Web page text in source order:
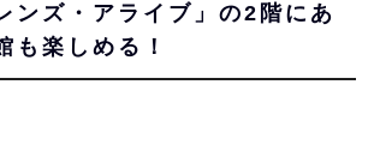
ンズ・アライブ」の2階にあ
も楽しめる！